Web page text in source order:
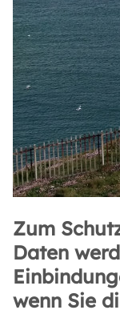
Zum
Daten
wenn Sie